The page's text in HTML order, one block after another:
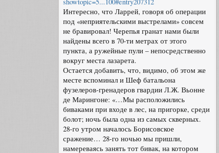
Интересно, что Ларрей, говоря об операции
под «неприятельскими выстрелами» совсем
не бравировал! Черепья гранат нами были
найдены всего в 70-ти метрах от этого
пункта, а ружейные пули – непосредственно
вокруг места лазарета.
Остается добавить, что, видимо, об этом же
месте вспоминал и Шеф батальона
фузелеров-гренадеров гвардии Л.Ж. Вьонне
де Марингоне: «…Мы расположились
биваками при входе в лес, на пригорке, среди
болот; ночь была одна из самых скверных.
28-го утром началось Борисовское
сражение… 28-го ночью мы пришли,
намереваясь занять тот бивак, на котором